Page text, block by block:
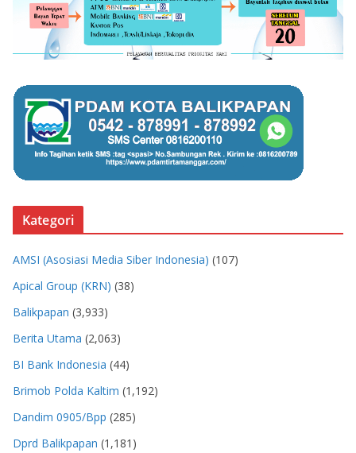
Kategori
AMSI (Asosiasi Media Siber Indonesia) (107)
Apical Group (KRN) (38)
Balikpapan (3,933)
Berita Utama (2,063)
BI Bank Indonesia (44)
Brimob Polda Kaltim (1,192)
Dandim 0905/Bpp (285)
Dprd Balikpapan (1,181)